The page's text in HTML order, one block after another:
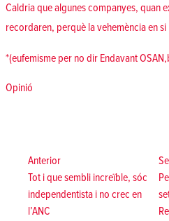
Caldria que algunes companyes, quan
recordaren, perquè la vehemència en
*(eufemisme per no dir Endavant
Posted in
Opinió
d'entradesAnteriorAnterior:
Tot i que sembli increïble, sóc
independentista i no crec en
l’ANC